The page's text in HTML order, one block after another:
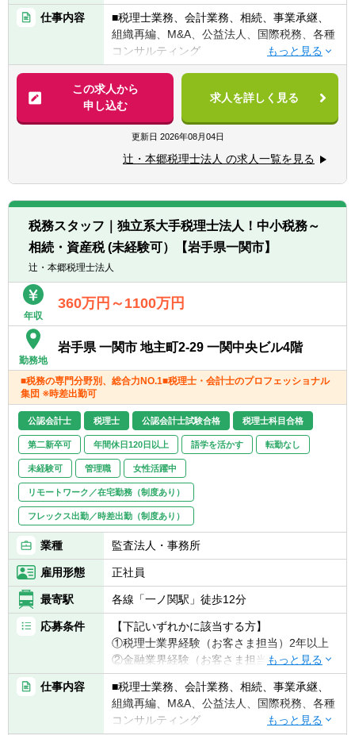
③社会人経験（業界等問わず）2年以上 か
つ 税理士科目1科目以上の取得者
④税理士
⑤公認会計士
※税務業務未経験会計士の方も歓迎いたしま
す！！
【求める人物像】
■税務・会計にとどまらず、総合的な観点か
ら経営コンサルティングに携りたい方
仕事内容
■税理士業務、会計業務、相続、事業承継、
組織再編、M&A、公益法人、国際税務、各種
コンサルティング
【法人全体の特色】
■業界トップレベルの規模でお客様に対して
サービス提供しています。
■チーム連携：税理士、公認会計士、中小企
業診断士など、税務・会計に関わる様々な分
野のエキスパートが集結し、案件によって
は、互いにチームを組んで業務を進めること
があります。
■広範囲な取扱業務
一般企業をはじめ、医療法人、公益法人、社
会福祉法人、地方公共団体、海外法人、個人
と幅広いお客様に対して、税務・会計サービ
スを提供しています。
この求人から
申し込む
求人を詳しく見る
更新日 2026年08月04日
辻・本郷税理士法人 の求人一覧を見る
税務スタッフ｜独立系大手税理士法人！中小税務～
相続・資産税 (未経験可）【岩手県一関市】
辻・本郷税理士法人
年収
360万円～1100万円
勤務地
岩手県 一関市 地主町2-29 一関中央ビル4階
■税務の専門分野別、総合力NO.1■税理士・会計士のプロフェッショナル
集団 ※時差出勤可
公認会計士 税理士 公認会計士試験合格 税理士科目合格
第二新卒可 年間休日120日以上 語学を活かす 転勤なし
未経験可 管理職 女性活躍中
リモートワーク／在宅勤務（制度あり）
フレックス出勤／時差出勤（制度あり）
業種 監査法人・事務所
雇用形態 正社員
最寄駅 各線「一ノ関駅」徒歩12分
応募条件
【下記いずれかに該当する方】
①税理士業界経験（お客さま担当）2年以上
②金融業界経験（お客さま担当）3年以上
③社会人経験（業界等問わず）2年以上 か
つ 税理士科目1科目以上の取得者
④税理士
⑤公認会計士
仕事内容
■税理士業務、会計業務、相続、事業承継、
組織再編、M&A、公益法人、国際税務、各種
コンサルティング